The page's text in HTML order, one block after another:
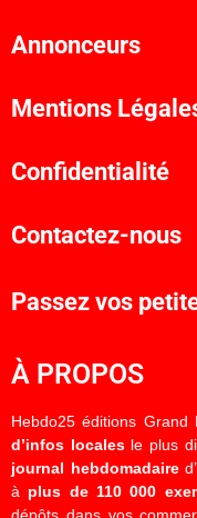
Annonceurs
Mentions
Confidentialité
Contactez-nous
Passez vos
À PROPOS
Hebdo25 éditions Grand
d’infos localesle plus
journal hebdomadaire
à plus de 110 000